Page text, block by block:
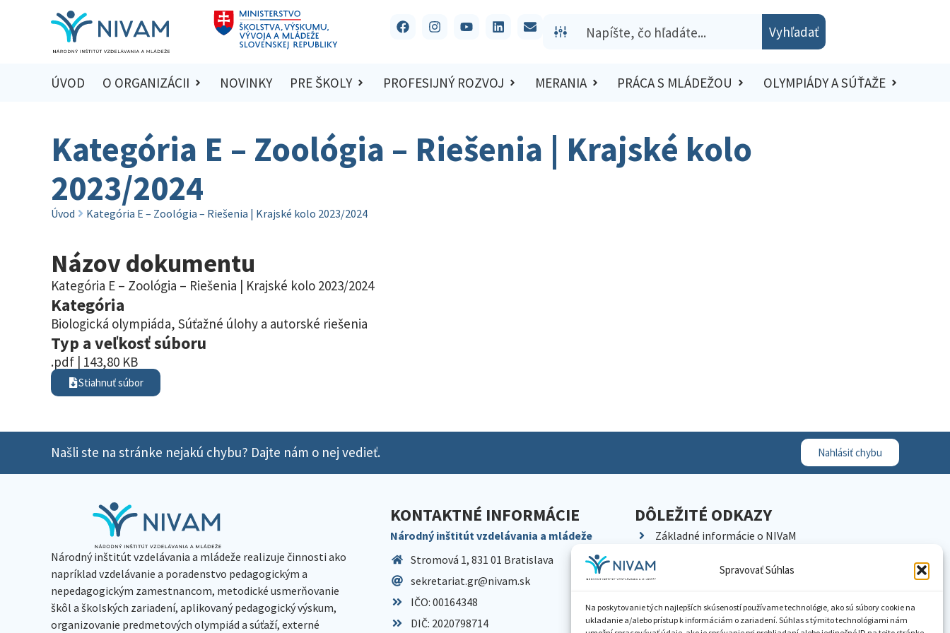
Spravovať Súhlas
Na poskytovanie tých najlepších skúseností používame technológie, ako sú súbory cookie na
ukladanie a/alebo prístup k informáciám o zariadení. Súhlas s týmito technológiami nám
Vyhľadať
ÚVOD O ORGANIZÁCII NOVINKY PRE ŠKOLY PROFESIJNÝ ROZVOJ MERANIA PRÁCA S MLÁDEŽOU OLYMPIÁDY A SÚŤAŽE
Kategória E – Zoológia – Riešenia | Krajské kolo
2023/2024
Úvod Kategória E – Zoológia – Riešenia | Krajské kolo 2023/2024
Názov dokumentu
Kategória E – Zoológia – Riešenia | Krajské kolo 2023/2024
Kategória
Biologická olympiáda, Súťažné úlohy a autorské riešenia
Typ a veľkosť súboru
.pdf | 143,80 KB
Stiahnuť súbor
Našli ste na stránke nejakú chybu? Dajte nám o nej vedieť. Nahlásiť chybu
Národný inštitút vzdelávania a mládeže realizuje činnosti ako
napríklad vzdelávanie a poradenstvo pedagogickým a
nepedagogickým zamestnancom, metodické usmerňovanie
škôl a školských zariadení, aplikovaný pedagogický výskum,
organizovanie predmetových olympiád a súťaží, externé
KONTAKTNÉ INFORMÁCIE
Národný inštitút vzdelávania a mládeže
Stromová 1, 831 01 Bratislava
sekretariat.gr@nivam.sk
IČO: 00164348
DIČ: 2020798714
DÔLEŽITÉ ODKAZY
Základné informácie o NIVaM
Kariéra
Pracoviská NIVaM